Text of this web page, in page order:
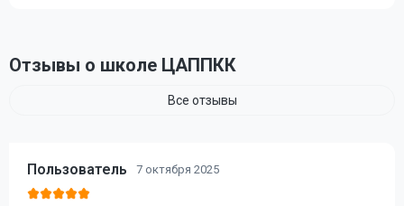
Отзывы о школе ЦАППКК
Все отзывы
Пользователь 7 октября 2025